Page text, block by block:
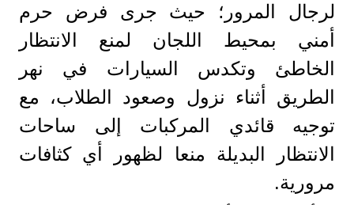
لرجال المرور؛ حيث جرى فرض حرم
أمني بمحيط اللجان لمنع الانتظار
الخاطئ وتكدس السيارات في نهر
الطريق أثناء نزول وصعود الطلاب، مع
توجيه قائدي المركبات إلى ساحات
الانتظار البديلة منعا لظهور أي كثافات
مرورية.